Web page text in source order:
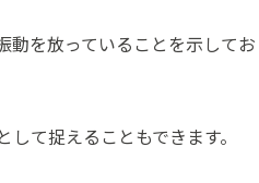
動を放っていることを示してお
て捉えることもできます。